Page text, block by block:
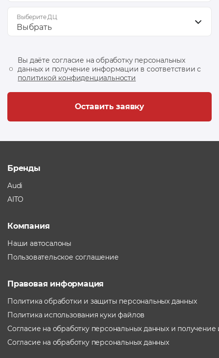
Выберите ДЦ
Выбрать
Вы даёте согласие на обработку персональных
данных и получение информации в соответствии с
политикой конфиденциальности
Оставить заявку
Бренды
Audi
AITO
Компания
Наши автосалоны
Пользовательское соглашение
Правовая информация
Политика обработки и защиты персональных данных
Политика использования куки файлов
Согласие на обработку персональных данных и
Согласие на обработку персональных данных